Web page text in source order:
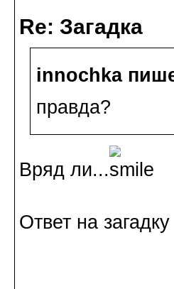
Re: Загадка
innochka
правда?
Вряд ли...
Ответ на